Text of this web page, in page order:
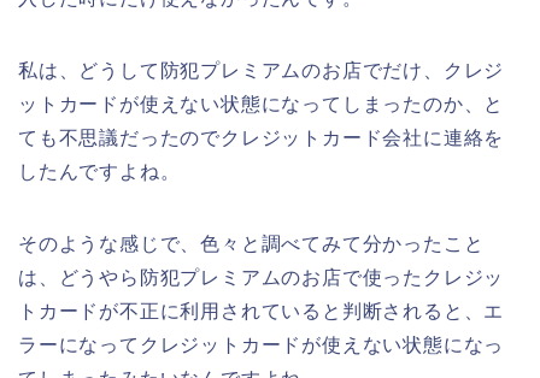
私は、どうして防犯プレミアムのお店でだけ、クレジ
ットカードが使えない状態になってしまったのか、と
ても不思議だったのでクレジットカード会社に連絡を
したんですよね。
そのような感じで、色々と調べてみて分かったこと
は、どうやら防犯プレミアムのお店で使ったクレジッ
トカードが不正に利用されていると判断されると、エ
ラーになってクレジットカードが使えない状態になっ